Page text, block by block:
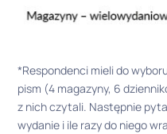
*Respondenci mieli do
pism (4 magazyny, 6
z nich czytali. Następnie
wydanie i ile razy do niego